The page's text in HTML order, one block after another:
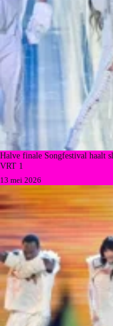
Halve finale Songfestival haalt
VRT 1
13 mei 2026